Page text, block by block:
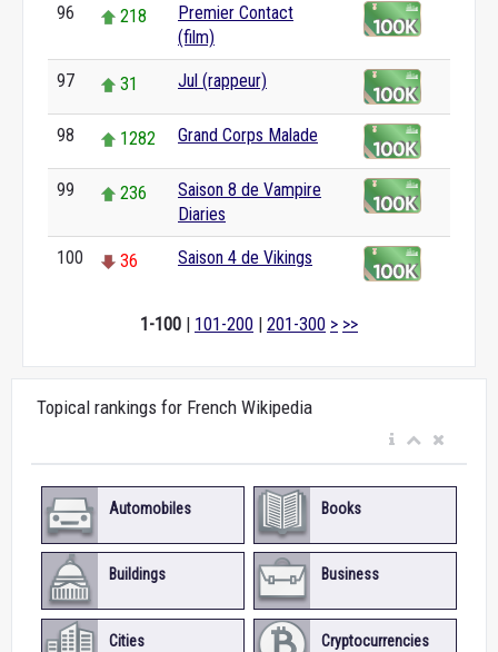
96 218
Premier Contact
(film)
97 31 Jul (rappeur)
98 1282 Grand Corps Malade
99 236
Saison 8 de Vampire
Diaries
100 36 Saison 4 de Vikings
1-100 | 101-200 | 201-300 > >>
Topical rankings for French Wikipedia
Automobiles Books
Buildings Business
Cities Cryptocurrencies